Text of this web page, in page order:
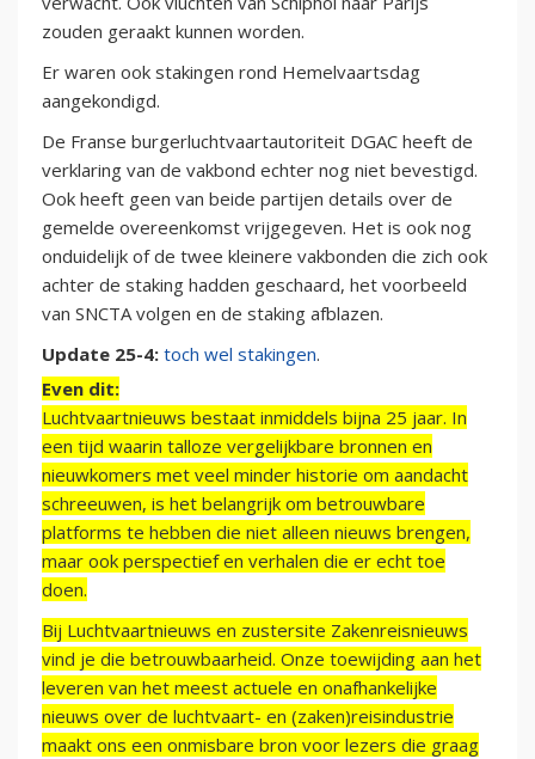
zouden geraakt kunnen worden.
Er waren ook stakingen rond Hemelvaartsdag
aangekondigd.
De Franse burgerluchtvaartautoriteit DGAC heeft de
verklaring van de vakbond echter nog niet bevestigd.
Ook heeft geen van beide partijen details over de
gemelde overeenkomst vrijgegeven. Het is ook nog
onduidelijk of de twee kleinere vakbonden die zich ook
achter de staking hadden geschaard, het voorbeeld
van SNCTA volgen en de staking afblazen.
Update 25-4: toch wel stakingen.
Even dit:
Luchtvaartnieuws bestaat inmiddels bijna 25 jaar. In
een tijd waarin talloze vergelijkbare bronnen en
nieuwkomers met veel minder historie om aandacht
schreeuwen, is het belangrijk om betrouwbare
platforms te hebben die niet alleen nieuws brengen,
maar ook perspectief en verhalen die er echt toe
doen.
Bij Luchtvaartnieuws en zustersite Zakenreisnieuws
vind je die betrouwbaarheid. Onze toewijding aan het
leveren van het meest actuele en onafhankelijke
nieuws over de luchtvaart- en (zaken)reisindustrie
maakt ons een onmisbare bron voor lezers die graag